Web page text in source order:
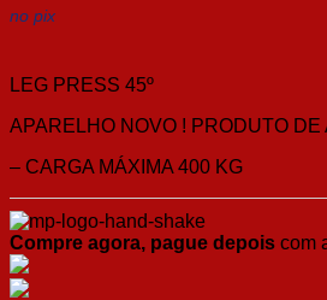
no pix
LEG PRESS 45º
APARELHO NOVO ! PRODUTO
– CARGA MÁXIMA 400 KG
Compre agora, pague depois com